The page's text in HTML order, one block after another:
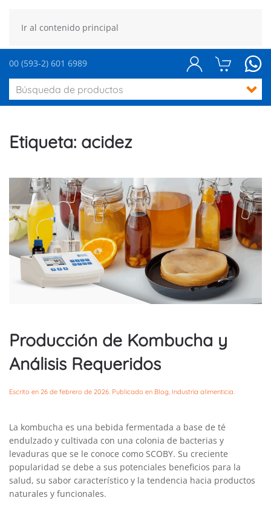
Ir al contenido principal
00 (593-2) 601 6989
Etiqueta: acidez
Producción de Kombucha y
Análisis Requeridos
Escrito en 26 de febrero de 2026 . Publicado en Blog Industria alimenticia
La kombucha es una bebida fermentada a base de té
endulzado y cultivada con una colonia de bacterias y
levaduras que se le conoce como SCOBY. Su creciente
popularidad se debe a sus potenciales beneficios para la
salud, su sabor característico y la tendencia hacia productos
naturales y funcionales.